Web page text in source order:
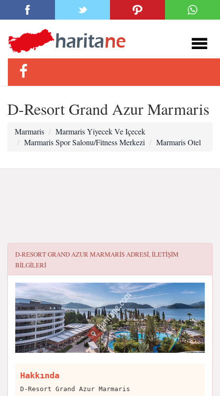
D-Resort Grand Azur Marmaris
Marmaris
Marmaris Yiyecek Ve Içecek
Marmaris Spor Salonu/Fitness Merkezi
Marmaris Otel
D-RESORT GRAND AZUR MARMARISADRESI, ILETIŞIM
BILGILERI
Hakkında
D-Resort Grand Azur Marmaris